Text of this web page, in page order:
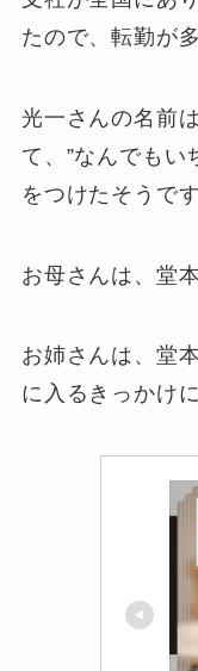
たので、転勤が
光一さんの名前
て、”なんでもい
をつけたそうです
お母さんは、堂
お姉さんは、堂
に入るきっかけ